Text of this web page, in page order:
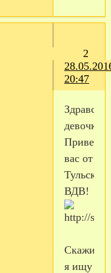
2
20:47
девочки!
вас от
Тульской
ВДВ!
Скажите
я ищу